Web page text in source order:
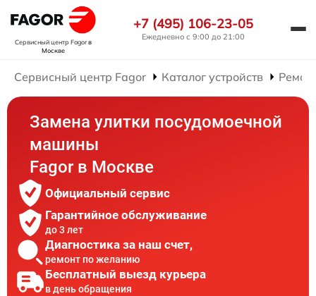
Сервисный центр Fagorв
Москве
+7 (495) 106-23-05
Ежедневно с 9:00 до 21:00
Сервисный центр Fagor Каталог устройств
Замена улитки посудомоечной
машины
Fagor в Москве
Официальный сервис
Гарантийное обслуживание
до 3 лет
Диагностика за наш счет,
ремонт по желанию
Бесплатный выезд курьера
в день обращения